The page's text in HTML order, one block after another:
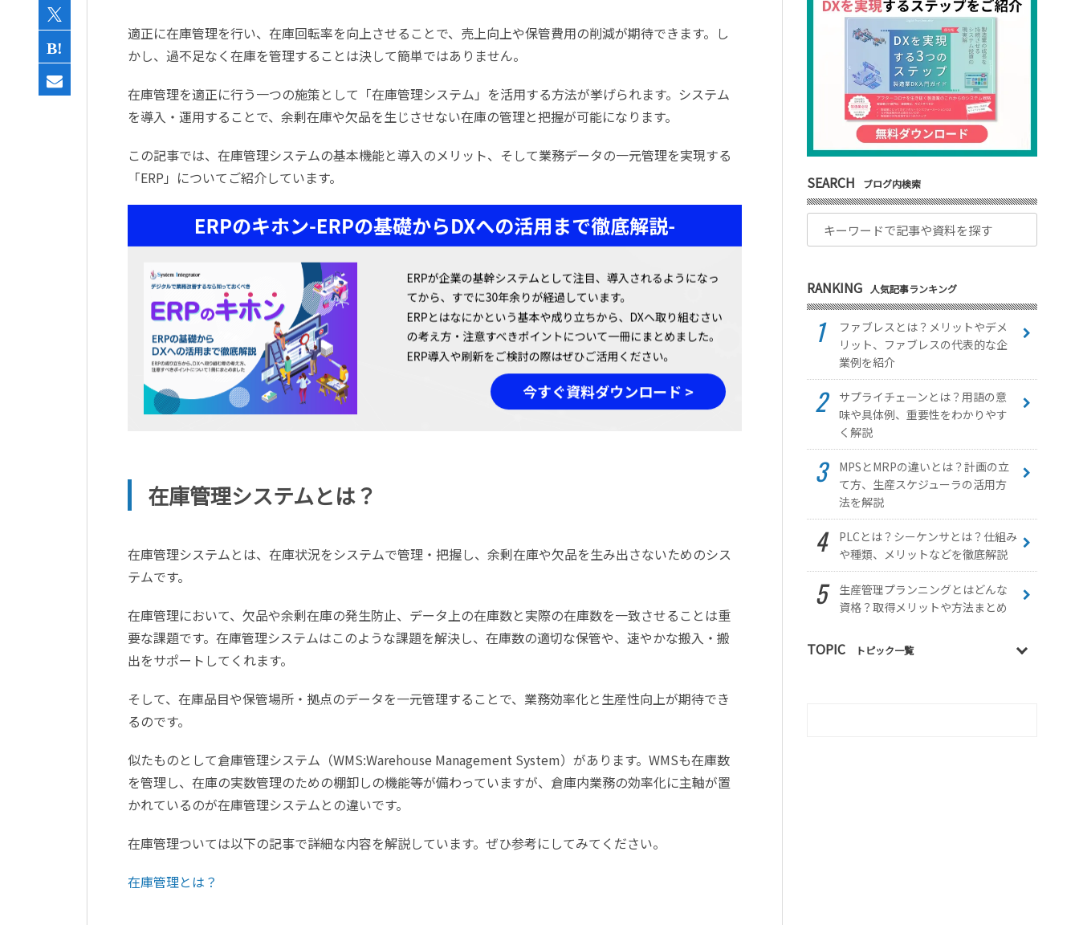
適正に在庫管理を行い、在庫回転率を向上させることで、売上向上や保管費用の削減が期待できます。し
かし、過不足なく在庫を管理することは決して簡単ではありません。
在庫管理を適正に行う一つの施策として「在庫管理システム」を活用する方法が挙げられます。システム
を導入・運用することで、余剰在庫や欠品を生じさせない在庫の管理と把握が可能になります。
この記事では、在庫管理システムの基本機能と導入のメリット、そして業務データの一元管理を実現する
「ERP」についてご紹介しています。
在庫管理システムとは？
在庫管理システムとは、在庫状況をシステムで管理・把握し、余剰在庫や欠品を生み出さないためのシス
テムです。
在庫管理において、欠品や余剰在庫の発生防止、データ上の在庫数と実際の在庫数を一致させることは重
要な課題です。在庫管理システムはこのような課題を解決し、在庫数の適切な保管や、速やかな搬入・搬
出をサポートしてくれます。
そして、在庫品目や保管場所・拠点のデータを一元管理することで、業務効率化と生産性向上が期待でき
るのです。
似たものとして倉庫管理システム（WMS:Warehouse Management System）があります。WMSも在庫数
を管理し、在庫の実数管理のための棚卸しの機能等が備わっていますが、倉庫内業務の効率化に主軸が置
かれているのが在庫管理システムとの違いです。
在庫管理ついては以下の記事で詳細な内容を解説しています。ぜひ参考にしてみてください。
在庫管理とは？
SEARCH ブログ内検索
RANKING 人気記事ランキング
ファブレスとは？メリットやデメ
リット、ファブレスの代表的な企
業例を紹介
サプライチェーンとは？用語の意
味や具体例、重要性をわかりやす
く解説
MPSとMRPの違いとは？計画の立
て方、生産スケジューラの活用方
法を解説
PLCとは？シーケンサとは？仕組み
や種類、メリットなどを徹底解説
生産管理プランニングとはどんな
資格？取得メリットや方法まとめ
TOPIC トピック一覧